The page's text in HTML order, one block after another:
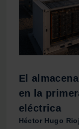
El
en la
eléctrica
Héctor Hugo